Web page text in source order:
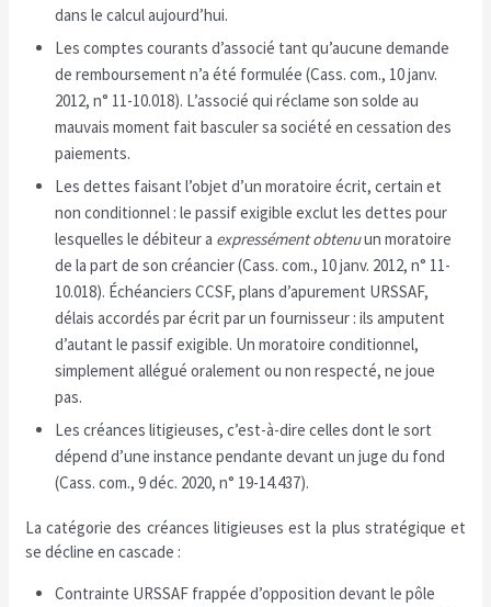
dans le calcul aujourd’hui.
Les comptes courants d’associé tant qu’aucune demande
de remboursement n’a été formulée (Cass. com., 10 janv.
2012, n° 11-10.018). L’associé qui réclame son solde au
mauvais moment fait basculer sa société en cessation des
paiements.
Les dettes faisant l’objet d’un moratoire écrit, certain et
non conditionnel : le passif exigible exclut les dettes pour
lesquelles le débiteur a expressément obtenuun moratoire
de la part de son créancier (Cass. com., 10 janv. 2012, n° 11-
10.018). Échéanciers CCSF, plans d’apurement URSSAF,
délais accordés par écrit par un fournisseur : ils amputent
d’autant le passif exigible. Un moratoire conditionnel,
simplement allégué oralement ou non respecté, ne joue
pas.
Les créances litigieuses, c’est-à-dire celles dont le sort
dépend d’une instance pendante devant un juge du fond
(Cass. com., 9 déc. 2020, n° 19-14.437).
La catégorie des créances litigieuses est la plus stratégique et
se décline en cascade :
Contrainte URSSAF frappée d’opposition devant le pôle